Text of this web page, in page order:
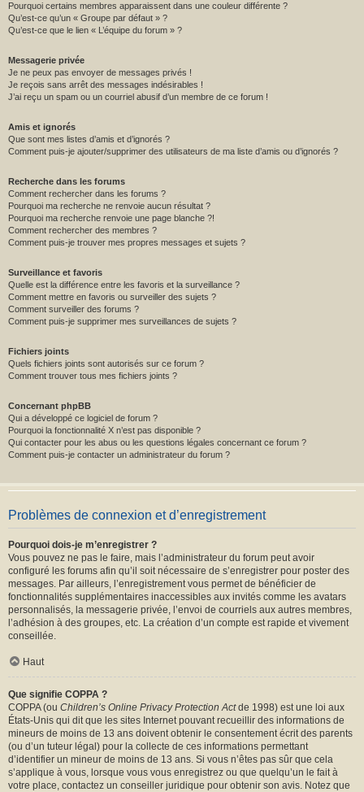
Pourquoi certains membres apparaissent dans une couleur différente ?
Qu’est-ce qu’un « Groupe par défaut » ?
Qu’est-ce que le lien « L’équipe du forum » ?
Messagerie privée
Je ne peux pas envoyer de messages privés !
Je reçois sans arrêt des messages indésirables !
J’ai reçu un spam ou un courriel abusif d’un membre de ce forum !
Amis et ignorés
Que sont mes listes d’amis et d’ignorés ?
Comment puis-je ajouter/supprimer des utilisateurs de ma liste d’amis ou d’ignorés ?
Recherche dans les forums
Comment rechercher dans les forums ?
Pourquoi ma recherche ne renvoie aucun résultat ?
Pourquoi ma recherche renvoie une page blanche ?!
Comment rechercher des membres ?
Comment puis-je trouver mes propres messages et sujets ?
Surveillance et favoris
Quelle est la différence entre les favoris et la surveillance ?
Comment mettre en favoris ou surveiller des sujets ?
Comment surveiller des forums ?
Comment puis-je supprimer mes surveillances de sujets ?
Fichiers joints
Quels fichiers joints sont autorisés sur ce forum ?
Comment trouver tous mes fichiers joints ?
Concernant phpBB
Qui a développé ce logiciel de forum ?
Pourquoi la fonctionnalité X n’est pas disponible ?
Qui contacter pour les abus ou les questions légales concernant ce forum ?
Comment puis-je contacter un administrateur du forum ?
Problèmes de connexion et d’enregistrement
Pourquoi dois-je m’enregistrer ?
Vous pouvez ne pas le faire, mais l’administrateur du forum peut avoir
configuré les forums afin qu’il soit nécessaire de s’enregistrer pour poster des
messages. Par ailleurs, l’enregistrement vous permet de bénéficier de
fonctionnalités supplémentaires inaccessibles aux invités comme les avatars
personnalisés, la messagerie privée, l’envoi de courriels aux autres membres,
l’adhésion à des groupes, etc. La création d’un compte est rapide et vivement
conseillée.
Haut
Que signifie COPPA ?
COPPA (ou Children’s Online Privacy Protection Actde 1998) est une loi aux
États-Unis qui dit que les sites Internet pouvant recueillir des informations de
mineurs de moins de 13 ans doivent obtenir le consentement écrit des parents
(ou d’un tuteur légal) pour la collecte de ces informations permettant
d’identifier un mineur de moins de 13 ans. Si vous n’êtes pas sûr que cela
s’applique à vous, lorsque vous vous enregistrez ou que quelqu’un le fait à
votre place, contactez un conseiller juridique pour obtenir son avis. Notez que